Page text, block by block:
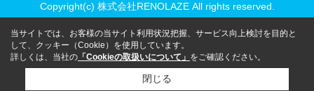
Copyright(c) 株式会社RENOLAZE All rights reserved.
当サイトでは、お客様の当サイト利用状況把握、サービス向上検討を目的と
して、クッキー（Cookie）を使用しています。
詳しくは、当社の 「Cookieの取扱いについて」 をご確認ください。
閉じる